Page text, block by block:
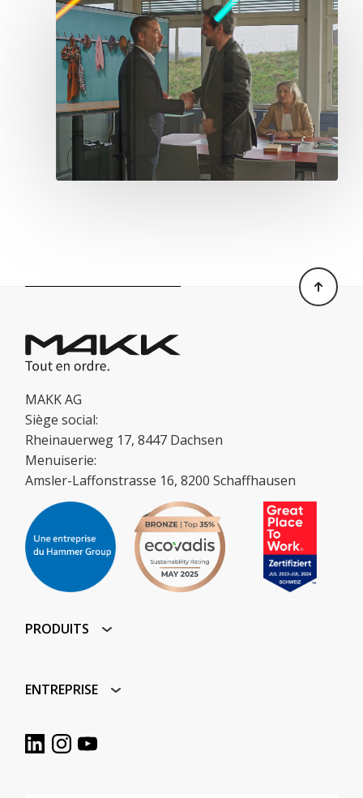
MAKK AG
Siège social:
Rheinauerweg 17, 8447 Dachsen
Menuiserie:
Amsler-Laffonstrasse 16, 8200 Schaffhausen
PRODUITS
ENTREPRISE